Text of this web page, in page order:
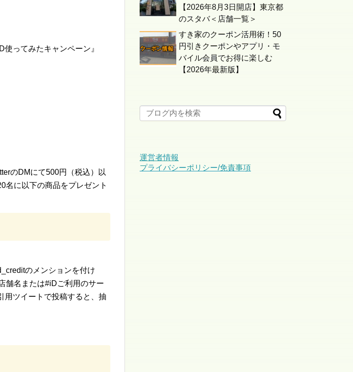
ってみたキャンペーン』
のDMにて500円（税込）以
名に以下の商品をプレゼント
のメンションを付け
舗名または#iDご利用のサー
用ツイートで投稿すると、抽
【2026年8月3日開店】東京都
のスタバ＜店舗一覧＞
すき家のクーポン活用術！50
円引きクーポンやアプリ・モ
バイル会員でお得に楽しむ
【2026年最新版】
運営者情報
プライバシーポリシー/免責事項